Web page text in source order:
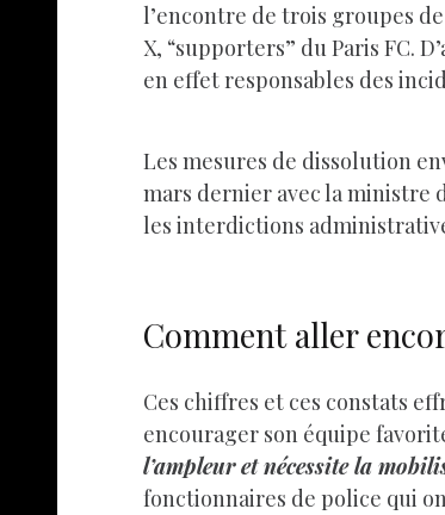
l’encontre de trois groupes
X, “supporters” du Paris FC.
en effet responsables des
Les mesures de dissolution
mars dernier avec la ministre
les interdictions
Comment aller
Ces chiffres et ces constats
encourager son équipe
l’ampleur et nécessite la
fonctionnaires de police qui